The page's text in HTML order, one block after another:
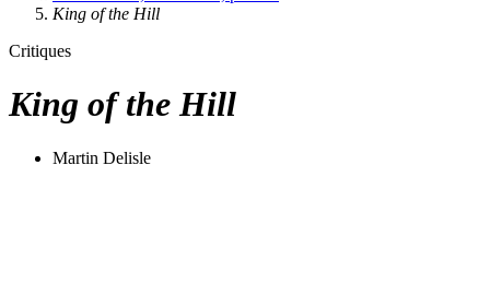
King of the Hill
Critiques
King of the Hill
Martin Delisle